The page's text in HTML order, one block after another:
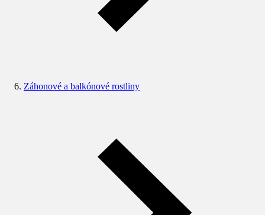
Záhonové a balkónové rostliny